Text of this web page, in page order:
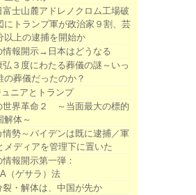
富士山麓アドレノクロム工場破
にトランプ軍が政治家９割、芸
以上の逮捕を開始か
情報開示→日本はどうなる
弘３度にわたる葬儀の謎～いっ
の葬儀だったのか？
ニアとトランプ
世界革命２ ～当面最大の標的
解体～
情勢～バイデンは既に逮捕／軍
メディアを管理下に置いた
報開示第一弾：
（ゲサラ）法
裂・解体は、中国が先か